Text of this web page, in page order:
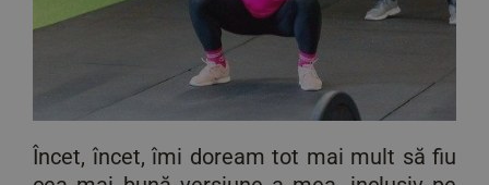
Încet, încet, îmi doream tot mai mult să fiu